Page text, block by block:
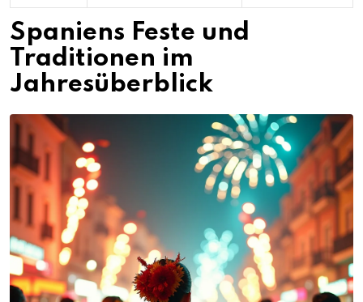
Spaniens Feste und
Traditionen im
Jahresüberblick